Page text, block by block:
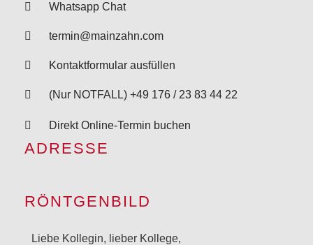
Whatsapp Chat
termin@mainzahn.com
Kontaktformular ausfüllen
(Nur NOTFALL) +49 176 / 23 83 44 22
Direkt Online-Termin buchen
ADRESSE
RÖNTGENBILD
Liebe Kollegin, lieber Kollege,